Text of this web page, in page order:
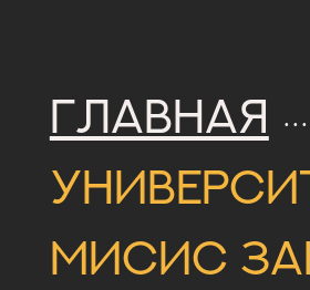
Главная ···
МИСИС